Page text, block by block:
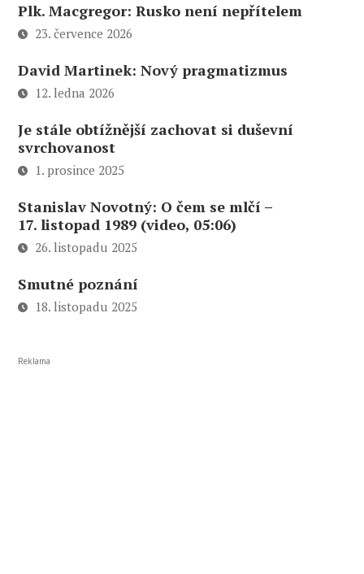
Plk. Macgregor: Rusko není nepřítelem
23. července 2026
David Martinek: Nový pragmatizmus
12. ledna 2026
Je stále obtížnější zachovat si duševní
svrchovanost
1. prosince 2025
Stanislav Novotný: O čem se mlčí –
17. listopad 1989 (video, 05:06)
26. listopadu 2025
Smutné poznání
18. listopadu 2025
Reklama